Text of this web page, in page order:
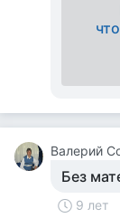
Валерий
Без
9 лет